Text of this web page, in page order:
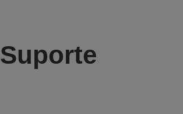
Suporte